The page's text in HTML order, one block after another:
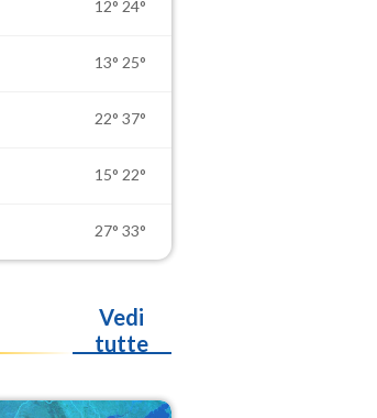
12° 24°
13° 25°
22° 37°
15° 22°
27° 33°
Vedi
tutte